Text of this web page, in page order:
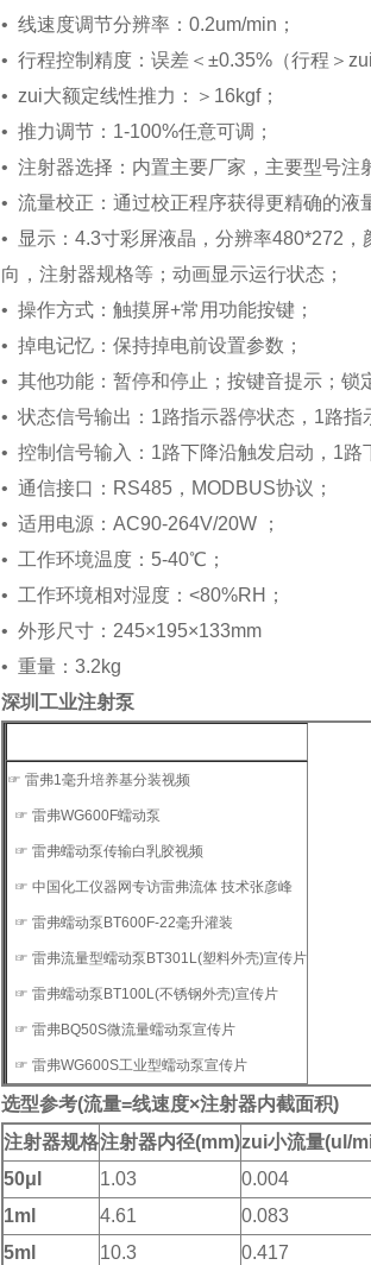
• 线速度调节分辨率：0.2um/min；
• 行程控制精度：误差＜±0.35%（行程＞
• zui大额定线性推力：＞16kgf；
• 推力调节：1-100%任意可调；
• 注射器选择：内置主要厂家，主要型号注
• 流量校正：通过校正程序获得更精确的液
• 显示：4.3寸彩屏液晶，分辨率480*272
向，注射器规格等；动画显示运行状态；
• 操作方式：触摸屏+常用功能按键；
• 掉电记忆：保持掉电前设置参数；
• 其他功能：暂停和停止；按键音提示；锁
• 状态信号输出：1路指示器停状态，1路指
• 控制信号输入：1路下降沿触发启动，1路
• 通信接口：RS485，MODBUS协议；
• 适用电源：AC90-264V/20W ；
• 工作环境温度：5-40℃；
• 工作环境相对湿度：<80%RH；
• 外形尺寸：245×195×133mm
• 重量：3.2kg
深圳工业注射泵
☞ 雷弗1毫升培养基分装视频
☞ 雷弗WG600F蠕动泵
☞ 雷弗蠕动泵传输白乳胶视频
☞ 中国化工仪器网专访雷弗流体 技术张彦峰
☞ 雷弗蠕动泵BT600F-22毫升灌装
☞ 雷弗流量型蠕动泵BT301L(塑料外壳)宣传片
☞ 雷弗蠕动泵BT100L(不锈钢外壳)宣传片
☞ 雷弗BQ50S微流量蠕动泵宣传片
☞ 雷弗WG600S工业型蠕动泵宣传片
选型参考(流量=线速度×注射器内截面积)
注射器规格注射器内径(mm)zui小流量(ul/
50μl
1.03 0.004
1ml
4.61 0.083
5ml
10.3 0.417